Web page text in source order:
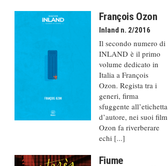
François Ozon
Inland n. 2/2016
Il secondo numero di
INLAND è il primo
volume dedicato in
Italia a François
Ozon. Regista tra i
generi, firma
sfuggente all’etichetta
d’autore, nei suoi film
Ozon fa riverberare
echi [...]
Fiume